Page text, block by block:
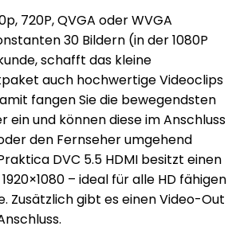
720P, QVGA oder WVGA
30 Bildern (in der 1080P
schafft das kleine
auch hochwertige Videoclips
fangen Sie die bewegendsten
ein und können diese im Anschluss
den Fernseher umgehend
DVC 5.5 HDMI besitzt einen
– ideal für alle HD fähigen
Zusätzlich gibt es einen Video-Out